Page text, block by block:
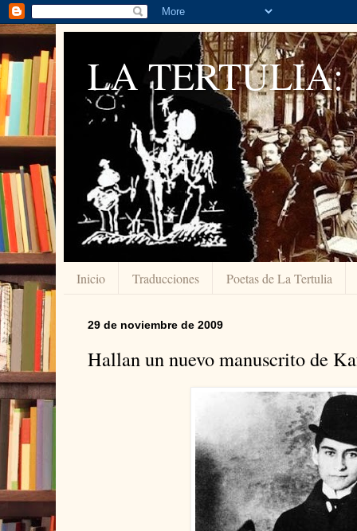
LA TERTULIA:
Inicio Traducciones Poetas de La Tertulia
29 de noviembre de 2009
Hallan un nuevo manuscrito de